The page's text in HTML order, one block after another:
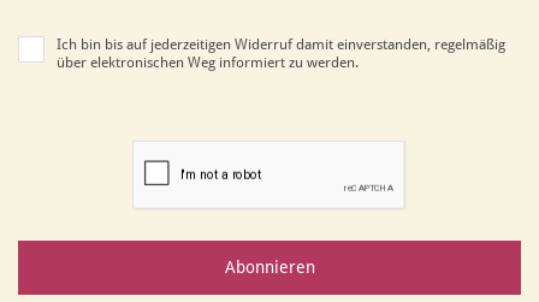
Ich bin bis auf jederzeitigen Widerruf damit einverstanden, regelmäßig
über elektronischen Weg informiert zu werden.
Abonnieren